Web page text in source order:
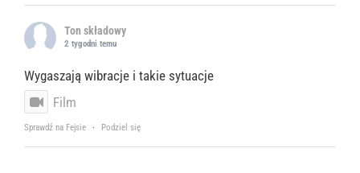
Ton składowy
2 tygodni temu
Wygaszają wibracje i takie sytuacje
Film
Sprawdź na Fejsie · Podziel się